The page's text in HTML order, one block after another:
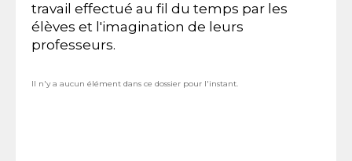
travail effectué au fil du temps par les
élèves et l'imagination de leurs
professeurs.
Il n'y a aucun élément dans ce dossier pour l'instant.